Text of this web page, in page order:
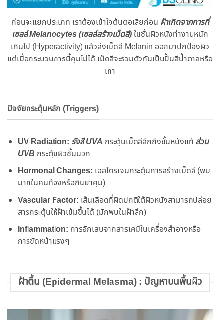
ก่อนจะแยกประเภท เราต้องเข้าใจต้นตอเสียก่อน ฝ้าเกิดจากการที่
เซลล์ Melanocytes (เซลล์สร้างเม็ดสี)ในชั้นผิวหนังทำงานหนัก
เกินไป (Hyperactivity) แล้วส่งเม็ดสี Melanin ออกมาปกป้องผิว
แต่เมื่อกระบวนการนี้คุมไม่ได้ เม็ดสีจะรวมตัวกันเป็นปื้นสีน้ำตาลหรือ
เทา
ปัจจัยกระตุ้นหลัก (Triggers)
UV Radiation: รังสี UVA กระตุ้นเม็ดสีลึกถึงชั้นหนังแท้ ส่วน
UVB กระตุ้นผิวชั้นนอก
Hormonal Changes: เอสโตรเจนกระตุ้นการสร้างเม็ดสี (พบ
มากในคนท้องหรือกินยาคุม)
Vascular Factor: เส้นเลือดที่ผิดปกติใต้ผิวหนังสามารถปล่อย
สารกระตุ้นให้ฝ้าเข้มขึ้นได้ (มักพบในฝ้าลึก)
Inflammation: การอักเสบจากสารเคมีในเครื่องสำอางหรือ
การขัดหน้าแรงๆ
ฝ้าตื้น (Epidermal Melasma) : ปัญหาบนพื้นผิว